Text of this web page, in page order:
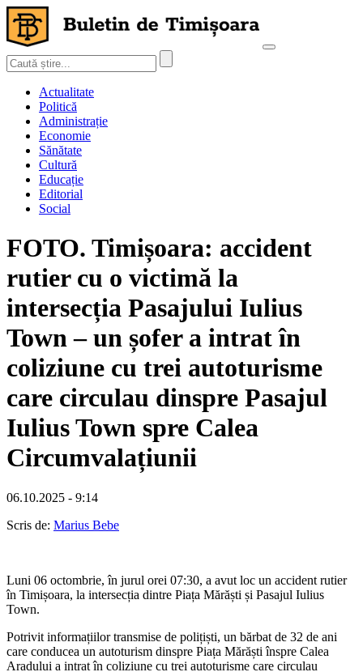
Actualitate
Politică
Administrație
Economie
Sănătate
Cultură
Educație
Editorial
Social
FOTO. Timișoara: accident
rutier cu o victimă la
intersecția Pasajului Iulius
Town – un șofer a intrat în
coliziune cu trei autoturisme
care circulau dinspre Pasajul
Iulius Town spre Calea
Circumvalațiunii
06.10.2025 - 9:14
Scris de: Marius Bebe
Luni 06 octombrie, în jurul orei 07:30, a avut loc un accident rutier
în Timișoara, la intersecția dintre Piața Mărăști și Pasajul Iulius
Town.
Potrivit informațiilor transmise de polițiști, un bărbat de 32 de ani
care conducea un autoturism dinspre Piața Mărăști înspre Calea
Aradului a intrat în coliziune cu trei autoturisme care circulau